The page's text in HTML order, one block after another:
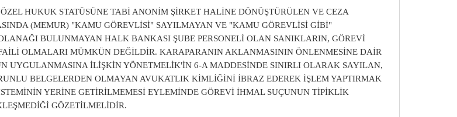
HUKUK STATÜSÜNE TABİ ANONİM ŞİRKET HALİNE DÖNÜŞTÜRÜLEN VE CEZA
(MEMUR) "KAMU GÖREVLİSİ" SAYILMAYAN VE "KAMU GÖREVLİSİ GİBİ"
BULUNMAYAN HALK BANKASI ŞUBE PERSONELİ OLAN SANIKLARIN, GÖREVİ
OLMALARI MÜMKÜN DEĞİLDİR. KARAPARANIN AKLANMASININ ÖNLENMESİNE DAİR
UYGULANMASINA İLİŞKİN YÖNETMELİK'İN 6-A MADDESİNDE SINIRLI OLARAK SAYILAN,
BELGELERDEN OLMAYAN AVUKATLIK KİMLİĞİNİ İBRAZ EDEREK İŞLEM YAPTIRMAK
YERİNE GETİRİLMEMESİ EYLEMİNDE GÖREVİ İHMAL SUÇUNUN TİPİKLİK
GÖZETİLMELİDİR.